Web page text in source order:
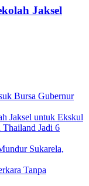
Jaksel
Bursa Gubernur
Jaksel untuk Ekskul
Thailand Jadi 6
Sukarela,
Tanpa